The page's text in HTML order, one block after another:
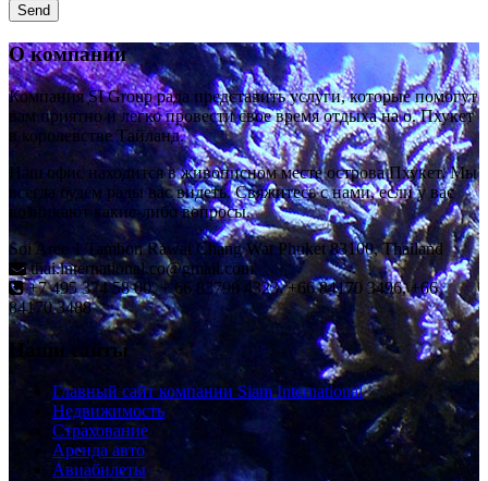
О компании
Компания SI Group рада представить услуги, которые помогут
вам приятно и легко провести свое время отдыха на о. Пхукет
в королевстве Тайланд.
Наш офис находится в живописном месте острова Пхукет. Мы
всегда будем рады вас видеть. Свяжитесь с нами, если у вас
возникают какие-либо вопросы.
Soi Aree 1 Tambon Rawai Chang Wat Phuket 83100, Thailand
thai.international.co@gmail.com
+7 495 374 58 00, + 66 83790 4323, +66 84170 3496, +66
84170 3488
Наши сайты
Главный сайт компании Siam International
Недвижимость
Страхование
Аренда авто
Авиабилеты